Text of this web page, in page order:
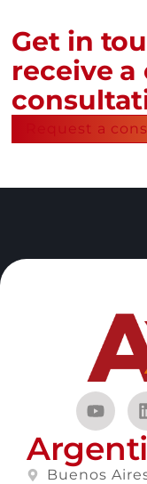
Get in
receive
Request a
Buenos